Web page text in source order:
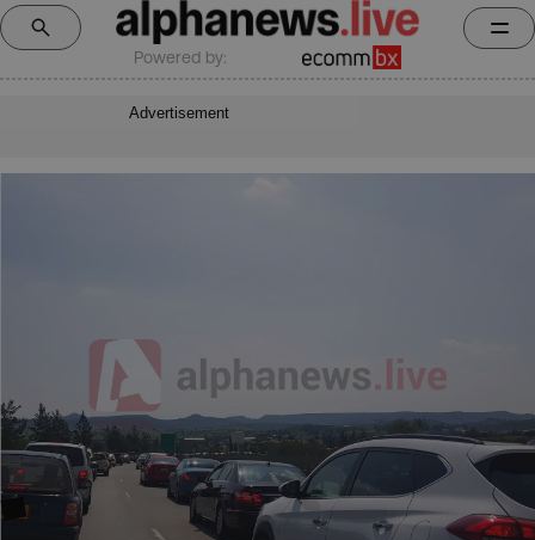
Powered by:
Advertisement